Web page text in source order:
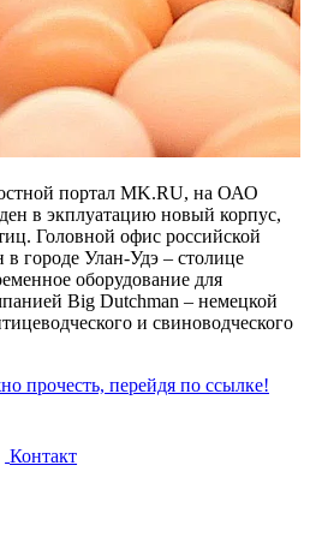
портал MK.RU, на ОАО
в экплуатацию новый корпус,
Головной офис российской
городе Улан-Удэ – столице
оборудование для
Big Dutchman – немецкой
и свиноводческого
прочесть, перейдя по ссылке!
Контакт